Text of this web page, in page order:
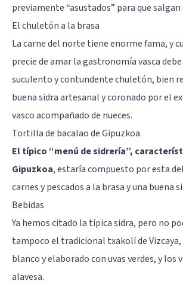
previamente “asustados” para que
El chuletón a la brasa
La carne del norte tiene enorme fama, y
precie de amar la gastronomía vasca
suculento y contundente chuletón, bien
buena sidra artesanal y coronado por el
vasco acompañado de nueces.
Tortilla de bacalao de Gipuzkoa
El típico “menú de sidrería”,
Gipuzkoa, estaría compuesto por esta
carnes y pescados a la brasa y una buena
Bebidas
Ya hemos citado la típica sidra, pero no
tampoco el tradicional txakolí de
blanco y elaborado con uvas verdes, y los
alavesa.